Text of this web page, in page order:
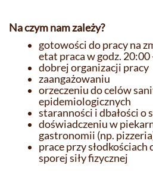
Na czym nam zależy?
gotowości do pracy na
etat praca w godz. 20:00
dobrej organizacji pracy
zaangażowaniu
orzeczeniu do celów
epidemiologicznych
staranności i dbałości o
doświadczeniu w
gastronomii (np.
prace przy słodkościach
sporej siły fizycznej